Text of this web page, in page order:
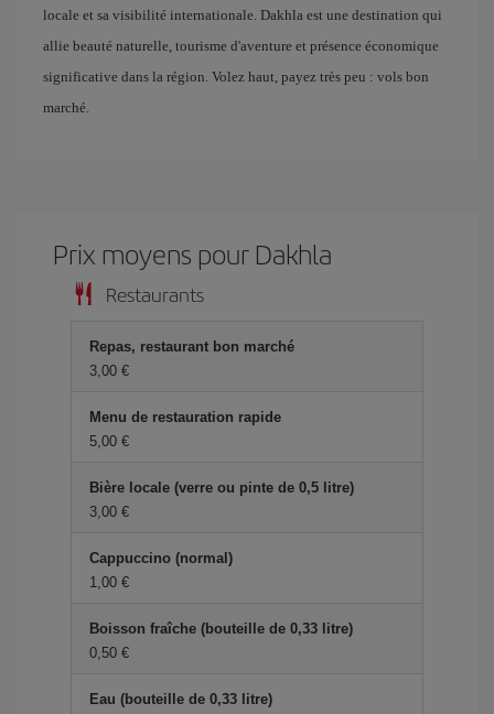
locale et sa visibilité internationale. Dakhla est une destination qui
allie beauté naturelle, tourisme d'aventure et présence économique
significative dans la région. Volez haut, payez très peu : vols bon
marché.
Prix ​​moyens pour Dakhla
Restaurants
Repas, restaurant bon marché
3,00 €
Menu de restauration rapide
5,00 €
Bière locale (verre ou pinte de 0,5 litre)
3,00 €
Cappuccino (normal)
1,00 €
Boisson fraîche (bouteille de 0,33 litre)
0,50 €
Eau (bouteille de 0,33 litre)